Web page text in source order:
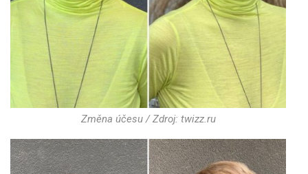
Změna účesu / Zdroj: twizz.ru